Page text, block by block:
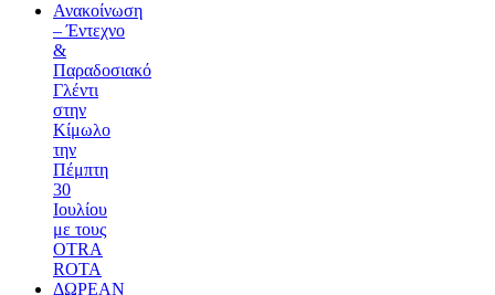
Ανακοίνωση
– Έντεχνο
&
Παραδοσιακό
Γλέντι
στην
Κίμωλο
την
Πέμπτη
30
Ιουλίου
με τους
OTRA
ROTA
ΔΩΡΕΑΝ